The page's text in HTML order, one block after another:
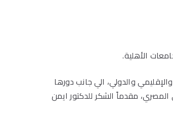
الأهلية.
والدولي، الي جانب دورها
مقدماً الشكر للدكتور ايمن